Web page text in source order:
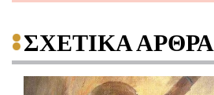
ΣΧΕΤΙΚΑ ΑΡΘΡΑ